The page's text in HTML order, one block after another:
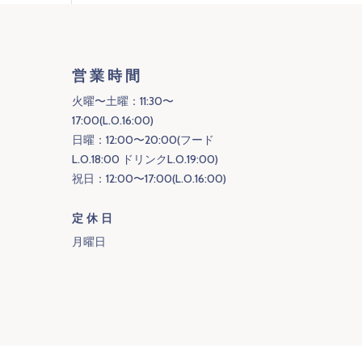
営業時間
火曜〜土曜：11:30〜
17:00(L.O.16:00)
日曜：12:00〜20:00(フード
L.O.18:00 ドリンクL.O.19:00)
祝日：12:00〜17:00(L.O.16:00)
定休日
月曜日